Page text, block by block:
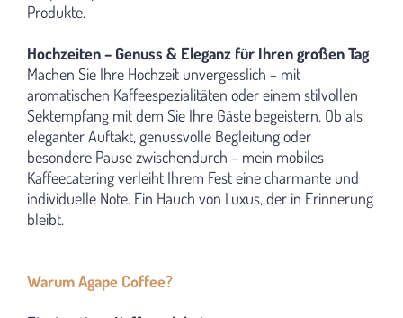
Produkte.
Hochzeiten – Genuss & Eleganz für Ihren großen Tag
Machen Sie Ihre Hochzeit unvergesslich – mit
aromatischen Kaffeespezialitäten oder einem stilvollen
Sektempfang mit dem Sie Ihre Gäste begeistern. Ob als
eleganter Auftakt, genussvolle Begleitung oder
besondere Pause zwischendurch – mein mobiles
Kaffeecatering verleiht Ihrem Fest eine charmante und
individuelle Note. Ein Hauch von Luxus, der in Erinnerung
bleibt.
WarumAgape Coffee?